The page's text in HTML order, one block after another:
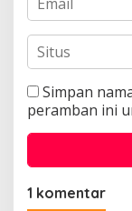
Simpan
peramban ini
1 komentar